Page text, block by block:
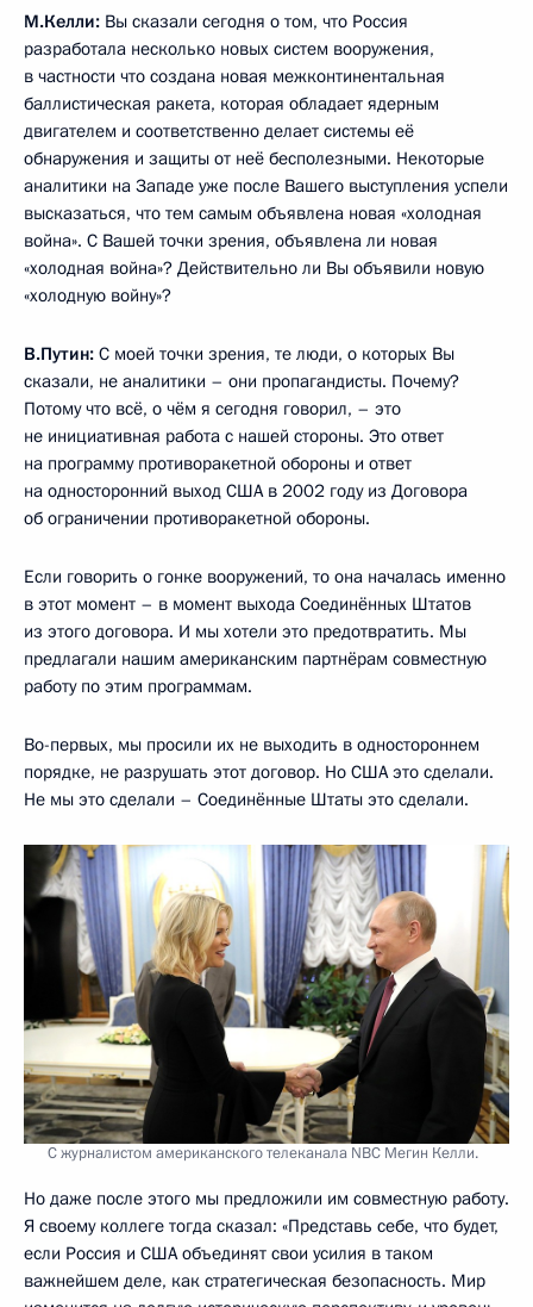
М.Келли: Вы сказали сегодня о том, что Россия
разработала несколько новых систем вооружения,
в частности что создана новая межконтинентальная
баллистическая ракета, которая обладает ядерным
двигателем и соответственно делает системы её
обнаружения и защиты от неё бесполезными. Некоторые
аналитики на Западе уже после Вашего выступления успели
высказаться, что тем самым объявлена новая «холодная
война». С Вашей точки зрения, объявлена ли новая
«холодная война»? Действительно ли Вы объявили новую
«холодную войну»?
В.Путин: С моей точки зрения, те люди, о которых Вы
сказали, не аналитики – они пропагандисты. Почему?
Потому что всё, о чём я сегодня говорил, – это
не инициативная работа с нашей стороны. Это ответ
на программу противоракетной обороны и ответ
на односторонний выход США в 2002 году из Договора
об ограничении противоракетной обороны.
Если говорить о гонке вооружений, то она началась именно
в этот момент – в момент выхода Соединённых Штатов
из этого договора. И мы хотели это предотвратить. Мы
предлагали нашим американским партнёрам совместную
работу по этим программам.
Во-первых, мы просили их не выходить в одностороннем
порядке, не разрушать этот договор. Но США это сделали.
Не мы это сделали – Соединённые Штаты это сделали.
С журналистом американского телеканала NBC Мегин Келли.
Но даже после этого мы предложили им совместную работу.
Я своему коллеге тогда сказал: «Представь себе, что будет,
если Россия и США объединят свои усилия в таком
важнейшем деле, как стратегическая безопасность. Мир